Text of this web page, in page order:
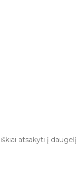
atsakyti į